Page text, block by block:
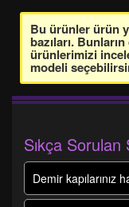
Bu ürünler ürün
bazıları.
ürünlerimizi
modeli
Sıkça Sorulan
Demir kapılarınız